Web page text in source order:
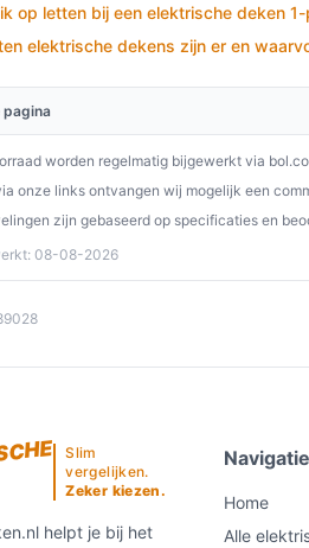
is de verwarmde deken van
die behoefte heeft aan extra
en vergelijk prijzen
bij jouw behoeften!
op letten bij een elektrische deken
elektrische dekens zijn er en
pagina
worden regelmatig bijgewerkt via
onze links ontvangen wij mogelijk een
zijn gebaseerd op specificaties en
08-08-2026
Slim
vergelijken.
Zeker kiezen.
helpt je bij het
Navigatie
Home
Alle